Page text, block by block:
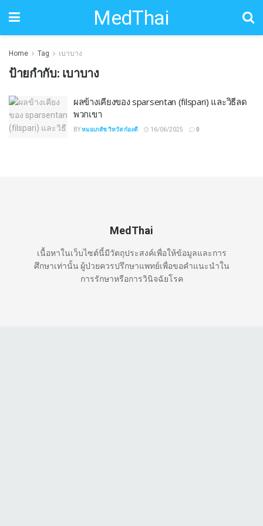
MedThai
Home Tag เบาบาง
ป้ายกำกับ: เบาบาง
ผลข้างเคียงของ sparsentan (filspari) และวิธีลด
พวกเขา
BYหมอเภสัช วิทวัส ก๋องดี 16/06/2025 0
MedThai
เนื้อหาในเว็บไซต์นี้มีวัตถุประสงค์เพื่อให้ข้อมูลและการ
ศึกษาเท่านั้น ผู้ป่วยควรปรึกษาแพทย์เพื่อขอคำแนะนำใน
การรักษาหรือการวินิจฉัยโรค